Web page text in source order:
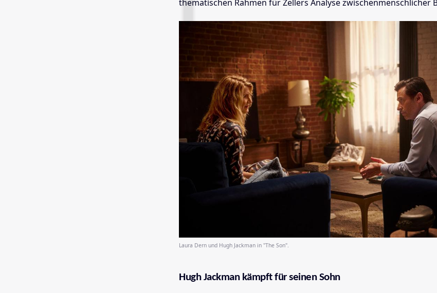
thematischen Rahmen für Zellers Analyse zwischenmenschlicher
Laura Dern und Hugh Jackman in "The Son".
Hugh Jackman kämpft für seinen Sohn